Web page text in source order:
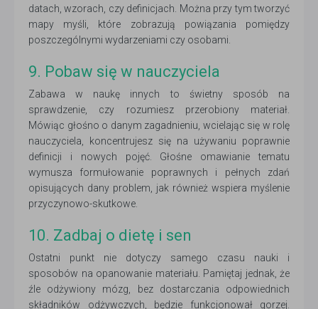
datach, wzorach, czy definicjach. Można przy tym tworzyć
mapy myśli, które zobrazują powiązania pomiędzy
poszczególnymi wydarzeniami czy osobami.
9. Pobaw się w nauczyciela
Zabawa w naukę innych to świetny sposób na
sprawdzenie, czy rozumiesz przerobiony materiał.
Mówiąc głośno o danym zagadnieniu, wcielając się w rolę
nauczyciela, koncentrujesz się na używaniu poprawnie
definicji i nowych pojęć. Głośne omawianie tematu
wymusza formułowanie poprawnych i pełnych zdań
opisujących dany problem, jak również wspiera myślenie
przyczynowo-skutkowe.
10. Zadbaj o dietę i sen
Ostatni punkt nie dotyczy samego czasu nauki i
sposobów na opanowanie materiału. Pamiętaj jednak, że
źle odżywiony mózg, bez dostarczania odpowiednich
składników odżywczych, będzie funkcjonował gorzej.